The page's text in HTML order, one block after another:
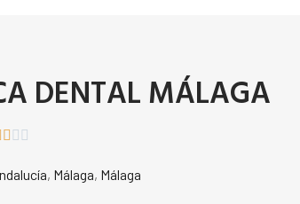
DENTAL MÁLAGA
  
, Málaga, Málaga